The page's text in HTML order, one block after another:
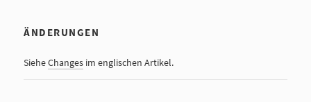
ÄNDERUNGEN
SieheChanges im englischen Artikel.